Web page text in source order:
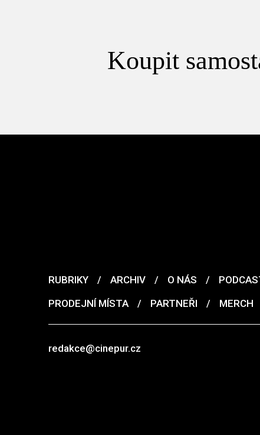
Koupit
RUBRIKY / ARCHIV / O NÁS /
PRODEJNÍ MÍSTA
/ PARTNEŘI / MERCH
redakce@cinepur.cz